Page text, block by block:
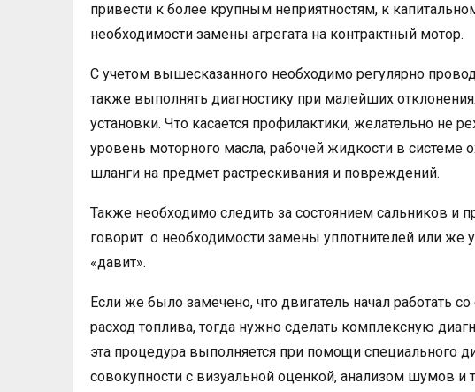
привести к более крупным неприятностям, к
необходимости замены агрегата на контрактный мотор.
С учетом вышесказанного необходимо регулярно
также выполнять диагностику при малейших
установки. Что касается профилактики, желательно не
уровень моторного масла, рабочей жидкости в системе
шланги на предмет растрескивания и повреждений.
Также необходимо следить за состоянием сальников и
говорит о необходимости замены уплотнителей или же
«давит».
Если же было замечено, что двигатель начал работать
расход топлива, тогда нужно сделать комплексную
эта процедура выполняется при помощи специального
совокупности с визуальной оценкой, анализом шумов и